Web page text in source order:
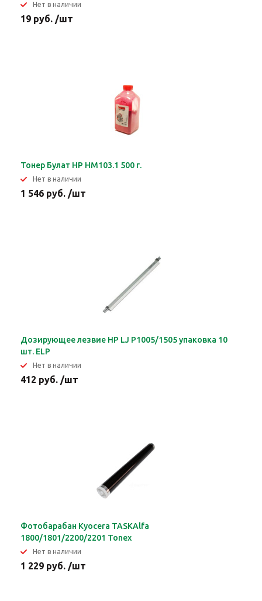
Нет в наличии
19 руб. /шт
Тонер Булат HP HM103.1 500 г.
Нет в наличии
1 546 руб. /шт
Дозирующее лезвие HP LJ P1005/1505 упаковка 10
шт. ELP
Нет в наличии
412 руб. /шт
Фотобарабан Kyocera TASKAlfa
1800/1801/2200/2201 Tonex
Нет в наличии
1 229 руб. /шт